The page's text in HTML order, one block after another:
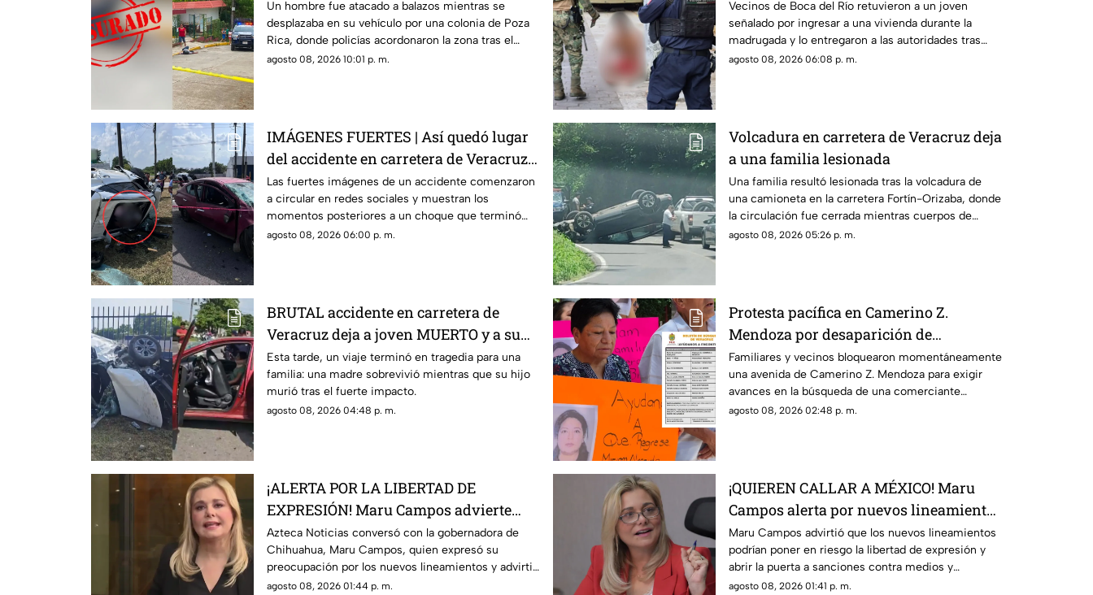
Poza Rica
Un hombre fue atacado a balazos mientras se
desplazaba en su vehículo por una colonia de Poza
Rica, donde policías acordonaron la zona tras el
crimen.
agosto 08, 2026 10:01 p. m.
Infonavit de Boca del Río
Vecinos de Boca del Río retuvieron a un joven
señalado por ingresar a una vivienda durante la
madrugada y lo entregaron a las autoridades tras
exhibirlo.
agosto 08, 2026 06:08 p. m.
IMÁGENES FUERTES | Así quedó lugar
del accidente en carretera de Veracruz
donde un joven MURIÓ; su madre está
grave
Las fuertes imágenes de un accidente comenzaron
a circular en redes sociales y muestran los
momentos posteriores a un choque que terminó
separando a una madre de su hijo.
agosto 08, 2026 06:00 p. m.
Volcadura en carretera de Veracruz deja
a una familia lesionada
Una familia resultó lesionada tras la volcadura de
una camioneta en la carretera Fortín-Orizaba, donde
la circulación fue cerrada mientras cuerpos de
emergencia atendían el accidente.
agosto 08, 2026 05:26 p. m.
BRUTAL accidente en carretera de
Veracruz deja a joven MUERTO y a su
madre gravemente herida; buscan a sus
familiares
Esta tarde, un viaje terminó en tragedia para una
familia: una madre sobrevivió mientras que su hijo
murió tras el fuerte impacto.
agosto 08, 2026 04:48 p. m.
Protesta pacífica en Camerino Z.
Mendoza por desaparición de
comerciante; ¿qué exige su familia?
Familiares y vecinos bloquearon momentáneamente
una avenida de Camerino Z. Mendoza para exigir
avances en la búsqueda de una comerciante
desaparecida desde el jueves.
agosto 08, 2026 02:48 p. m.
¡ALERTA POR LA LIBERTAD DE
EXPRESIÓN! Maru Campos advierte
posibles riesgos por nuevos
lineamientos
Azteca Noticias conversó con la gobernadora de
Chihuahua, Maru Campos, quien expresó su
preocupación por los nuevos lineamientos y advirtió
que podrían afectar la libertad de expresión.
agosto 08, 2026 01:44 p. m.
¡QUIEREN CALLAR A MÉXICO! Maru
Campos alerta por nuevos lineamientos
y posible censura
Maru Campos advirtió que los nuevos lineamientos
podrían poner en riesgo la libertad de expresión y
abrir la puerta a sanciones contra medios y
periodistas.
agosto 08, 2026 01:41 p. m.